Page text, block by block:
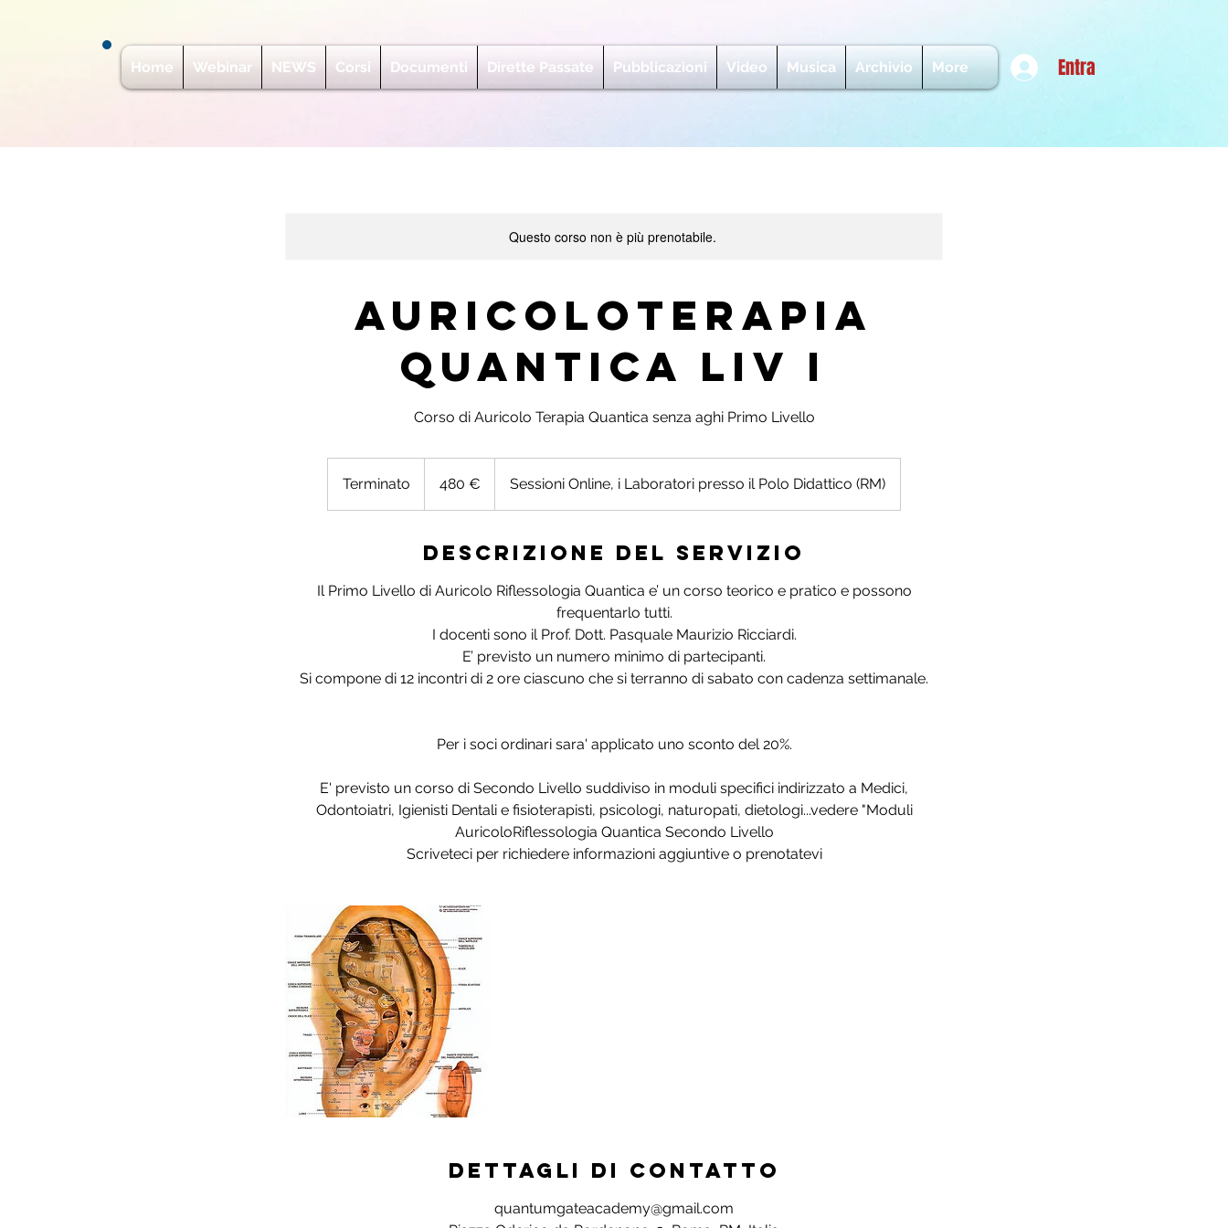
Home Webinar NEWS Corsi Documenti Dirette Passate Pubblicazioni Video Musica Archivio More Entra
Questo corso non è più prenotabile.
Auricoloterapia
Quantica Liv I
Corso di Auricolo Terapia Quantica senza aghi Primo Livello
Terminato
e
n
480 € Sessioni Online, i Laboratori presso il Polo Didattico (RM)
Descrizione del servizio
Il Primo Livello di Auricolo Riflessologia Quantica e’ un corso teorico e pratico e possono
frequentarlo tutti.
I docenti sono il Prof. Dott. Pasquale Maurizio Ricciardi.
E’ previsto un numero minimo di partecipanti.
Si compone di 12 incontri di 2 ore ciascuno che si terranno di sabato con cadenza settimanale.
Per i soci ordinari sara' applicato uno sconto del 20%.
E' previsto un corso di Secondo Livello suddiviso in moduli specifici indirizzato a Medici,
Odontoiatri, Igienisti Dentali e fisioterapisti, psicologi, naturopati, dietologi...vedere "Moduli
AuricoloRiflessologia Quantica Secondo Livello
Scriveteci per richiedere informazioni aggiuntive o prenotatevi
Dettagli di contatto
quantumgateacademy@gmail.com